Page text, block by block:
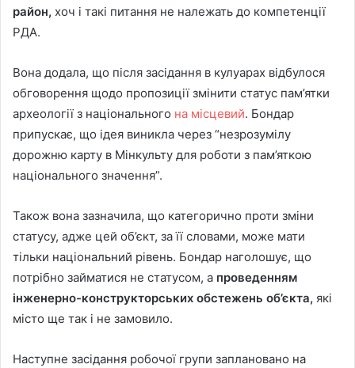
район, хоч і такі питання не належать до компетенції
РДА.
Вона додала, що після засідання в кулуарах відбулося
обговорення щодо пропозиції змінити статус пам’ятки
археології з національного на місцевий. Бондар
припускає, що ідея виникла через “незрозумілу
дорожню карту в Мінкульту для роботи з пам’яткою
національного значення”.
Також вона зазначила, що категорично проти зміни
статусу, адже цей об’єкт, за її словами, може мати
тільки національний рівень. Бондар наголошує, що
потрібно займатися не статусом, а проведенням
інженерно-конструкторських обстежень об’єкта, які
місто ще так і не замовило.
Наступне засідання робочої групи заплановано на